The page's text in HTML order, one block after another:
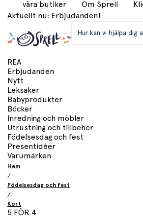
våra butiker Om Sprell
Aktuellt nu: Erbjudanden!
Hur kan vi hjälpa dig
REA
Erbjudanden
Nytt
Leksaker
Babyprodukter
Böcker
Inredning och möbler
Utrustning och tillbehör
Födelsesdag och fest
Presentidéer
Varumärken
Hem
/
Födelsesdag och fest
/
Kort
5 FÖR 4